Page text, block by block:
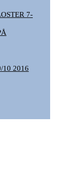
7-
10 2016